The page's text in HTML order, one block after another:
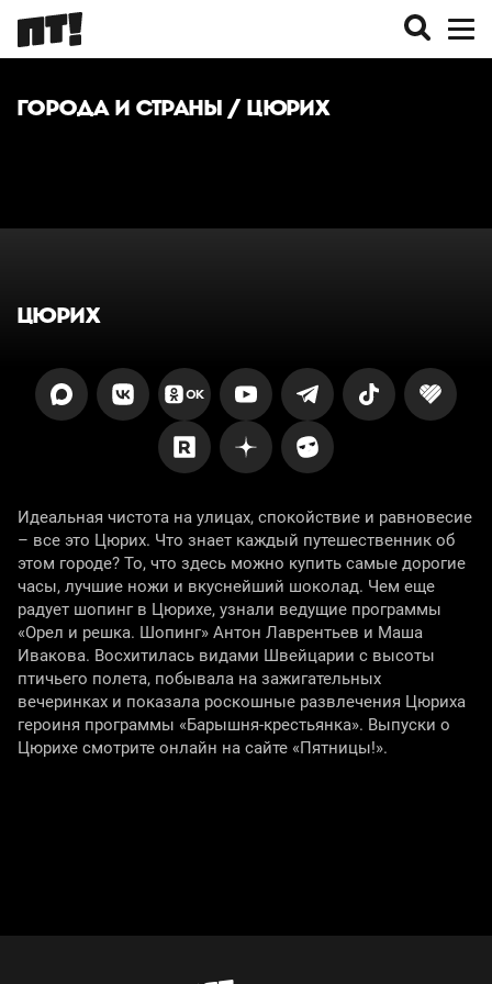
ГОРОДА И СТРАНЫ / ЦЮРИХ
ЦЮРИХ
Идеальная чистота на улицах, спокойствие и равновесие
– все это Цюрих. Что знает каждый путешественник об
этом городе? То, что здесь можно купить самые дорогие
часы, лучшие ножи и вкуснейший шоколад. Чем еще
радует шопинг в Цюрихе, узнали ведущие программы
«Орел и решка. Шопинг» Антон Лаврентьев и Маша
Ивакова. Восхитилась видами Швейцарии с высоты
птичьего полета, побывала на зажигательных
вечеринках и показала роскошные развлечения Цюриха
героиня программы «Барышня-крестьянка». Выпуски о
Цюрихе смотрите онлайн на сайте «Пятницы!».